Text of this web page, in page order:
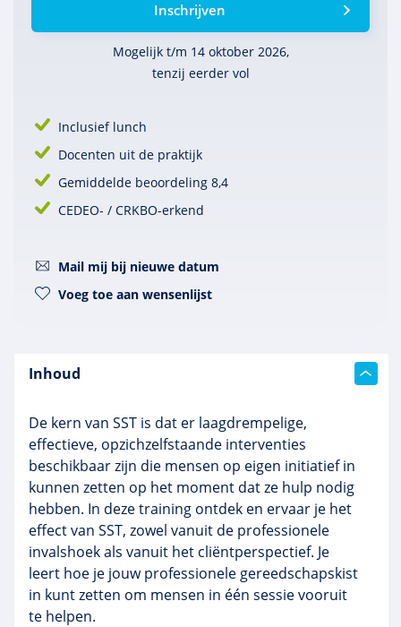
Inschrijven
Mogelijk t/m 14 oktober 2026,
tenzij eerder vol
Inclusief lunch
Docenten uit de praktijk
Gemiddelde beoordeling 8,4
CEDEO- / CRKBO-erkend
Mail mij bij nieuwe datum
Voeg toe aan wensenlijst
Inhoud
De kern van SST is dat er laagdrempelige,
effectieve, opzichzelfstaande interventies
beschikbaar zijn die mensen op eigen initiatief in
kunnen zetten op het moment dat ze hulp nodig
hebben. In deze training ontdek en ervaar je het
effect van SST, zowel vanuit de professionele
invalshoek als vanuit het cliëntperspectief. Je
leert hoe je jouw professionele gereedschapskist
in kunt zetten om mensen in één sessie vooruit
te helpen.